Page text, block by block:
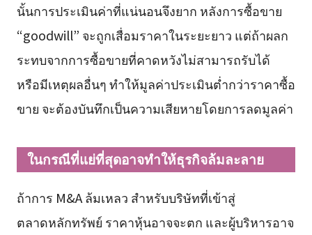
นั้นการประเมินค่าที่แน่นอนจึงยาก หลังการซื้อขาย
“goodwill” จะถูกเสื่อมราคาในระยะยาว แต่ถ้าผลก
ระทบจากการซื้อขายที่คาดหวังไม่สามารถรับได้
หรือมีเหตุผลอื่นๆ ทำให้มูลค่าประเมินต่ำกว่าราคาซื้อ
ขาย จะต้องบันทึกเป็นความเสียหายโดยการลดมูลค่า
ในกรณีที่แย่ที่สุดอาจทำให้ธุรกิจล้มละลาย
ถ้าการ M&A ล้มเหลว สำหรับบริษัทที่เข้าสู่
ตลาดหลักทรัพย์ ราคาหุ้นอาจจะตก และผู้บริหารอาจ